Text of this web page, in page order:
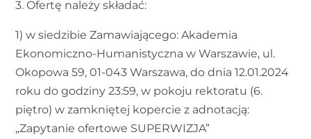
3. Ofertę należy składać:
1) w siedzibie Zamawiającego: Akademia
Ekonomiczno-Humanistyczna w Warszawie, ul.
Okopowa 59, 01-043 Warszawa, do dnia 12.01.2024
roku do godziny 23:59, w pokoju rektoratu (6.
piętro) w zamkniętej kopercie z adnotacją:
„Zapytanie ofertowe SUPERWIZJA”